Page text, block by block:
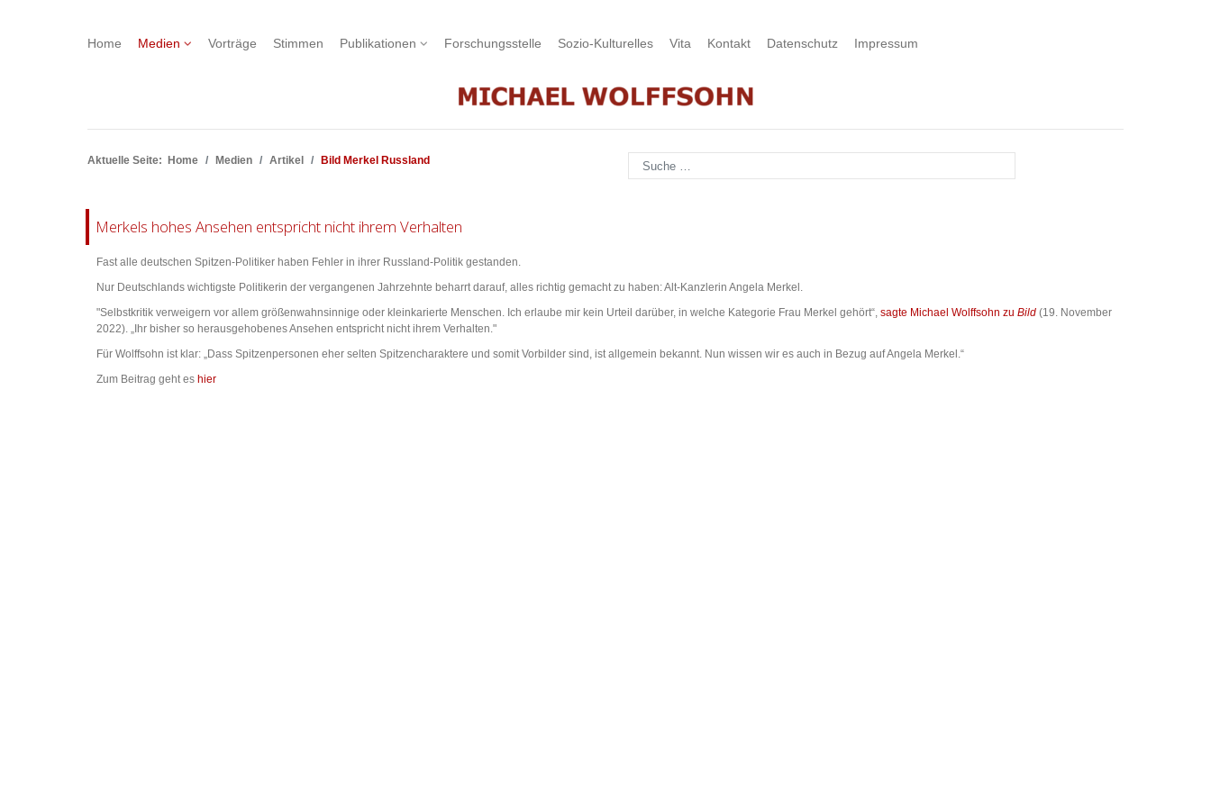
Home Medien Vorträge Stimmen Publikationen Forschungsstelle Sozio-Kulturelles Vita Kontakt Datenschutz Impressum
Aktuelle Seite: Home Medien Artikel Bild Merkel Russland Suchen
Merkels hohes Ansehen entspricht nicht ihrem Verhalten
Fast alle deutschen Spitzen-Politiker haben Fehler in ihrer Russland-Politik gestanden.
Nur Deutschlands wichtigste Politikerin der vergangenen Jahrzehnte beharrt darauf, alles richtig gemacht zu haben: Alt-Kanzlerin Angela Merkel.
"Selbstkritik verweigern vor allem größenwahnsinnige oder kleinkarierte Menschen. Ich erlaube mir kein Urteil darüber, in welche Kategorie Frau Merkel gehört“, sagte Michael Wolffsohn zu Bild (19. November
2022). „Ihr bisher so herausgehobenes Ansehen entspricht nicht ihrem Verhalten."
Für Wolffsohn ist klar: „Dass Spitzenpersonen eher selten Spitzencharaktere und somit Vorbilder sind, ist allgemein bekannt. Nun wissen wir es auch in Bezug auf Angela Merkel.“
Zum Beitrag geht es hier